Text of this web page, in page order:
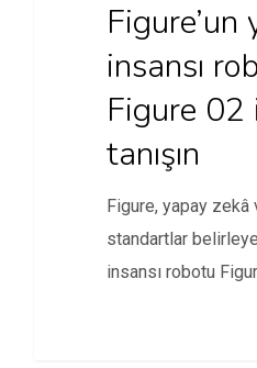
Figure’un
insansı
Figure 02
tanışın
Figure, yapay
standartlar
insansı robotu